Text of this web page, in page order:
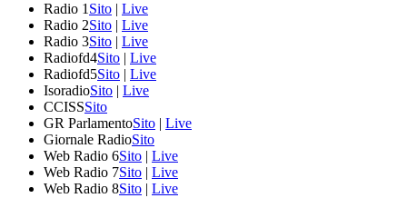
Radio 1 Sito | Live
Radio 2Sito | Live
Radio 3Sito | Live
Radiofd4Sito | Live
Radiofd5Sito | Live
IsoradioSito | Live
CCISSSito
GR ParlamentoSito | Live
Giornale RadioSito
Web Radio 6Sito | Live
Web Radio 7Sito | Live
Web Radio 8Sito | Live